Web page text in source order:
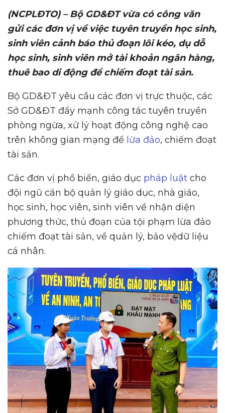
(NCPLĐTO) – BộGD&ĐT vừa có công văn
gửi các đơn vịvềviệc tuyên truyền học sinh,
sinh viên cảnh báo thủđoạn lôi kéo, dụdỗ
học sinh, sinh viên mởtài khoản ngân hàng,
thuê bao di động đểchiếm đoạt tài sản.
Bộ GD&ĐT yêu cầu các đơn vị trực thuộc, các
Sở GD&ĐT đẩy mạnh công tác tuyên truyền
phòng ngừa, xử lý hoạt động công nghệ cao
trên không gian mạng để lừa đảo, chiếm đoạt
tài sản.
Các đơn vị phổ biến, giáo dục pháp luật cho
đội ngũ cán bộ quản lý giáo dục, nhà giáo,
học sinh, học viên, sinh viên về nhận diện
phương thức, thủ đoạn của tội phạm lừa đảo
chiếm đoạt tài sản, về quản lý, bảo vệdữ liệu
cá nhân.